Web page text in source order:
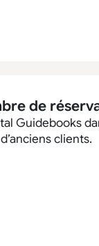
de
Guidebooks
clients.